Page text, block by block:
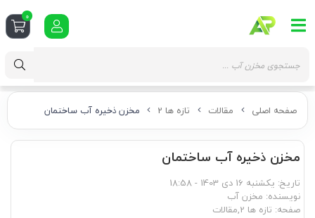
صفحه اصلی مقالات تازه ها 2 مخزن ذخیره آب ساختمان
مخزن ذخیره آب ساختمان
تاریخ: یکشنبه 16 دی 1403 - 18:58
نویسنده: مخزن آب
صفحه: تازه ها 2 ,مقالات
0